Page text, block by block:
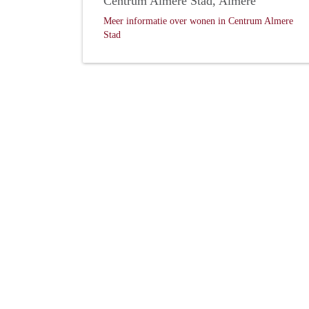
Meer informatie over wonen in Centrum Almere
Stad